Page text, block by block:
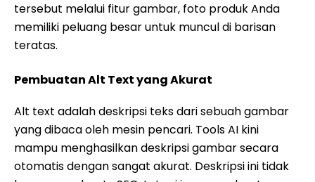
tersebut melalui fitur gambar, foto produk Anda
memiliki peluang besar untuk muncul di barisan
teratas.
Pembuatan Alt Text yang Akurat
Alt text adalah deskripsi teks dari sebuah gambar
yang dibaca oleh mesin pencari. Tools AI kini
mampu menghasilkan deskripsi gambar secara
otomatis dengan sangat akurat. Deskripsi ini tidak